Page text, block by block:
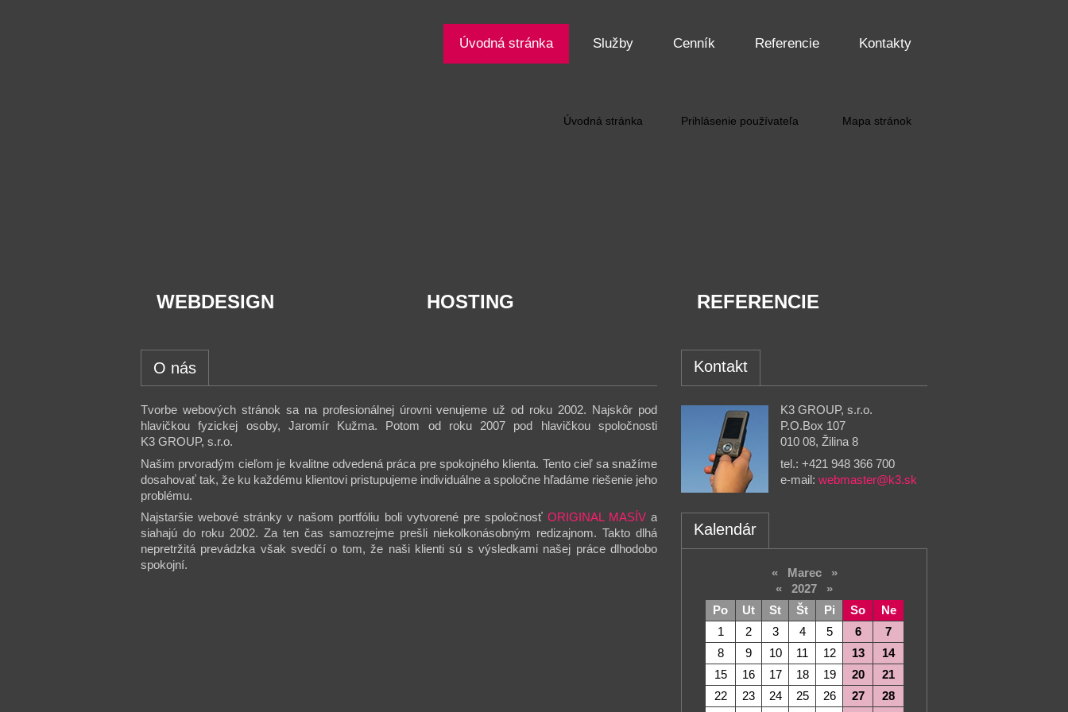
Mapa stránok
Prihlásenie používateľa
Úvodná stránka
Kontakty
Referencie
Cenník
Služby
Úvodná stránka
Kontakt
K3 GROUP, s.r.o.
P.O.Box 107
010 08, Žilina 8
tel.: +421 948 366 700
e-mail:webmaster@k3.sk
Kalendár
« Marec
»
«
2027
»
Po
Ut St Št Pi So
Ne
1
2 3 4 5 6
7
8
9 10 11 12 13
14
15
16 17 18 19 20
21
22
23 24 25 26 27
28
WEBDESIGN HOSTING REFERENCIE
O nás
Tvorbe webových stránok sa na profesionálnej úrovni venujeme už od roku 2002. Najskôr pod
hlavičkou fyzickej osoby, Jaromír Kužma. Potom od roku 2007 pod hlavičkou spoločnosti
K3 GROUP, s.r.o.
Našim prvoradým cieľom je kvalitne odvedená práca pre spokojného klienta. Tento cieľ sa snažíme
dosahovať tak, že ku každému klientovi pristupujeme individuálne a spoločne hľadáme riešenie jeho
problému.
Najstaršie webové stránky v našom portfóliu boli vytvorené pre spoločnosť ORIGINAL MASÍVa
siahajú do roku 2002. Za ten čas samozrejme prešli niekolkonásobným redizajnom. Takto dlhá
nepretržitá prevádzka však svedčí o tom, že naši klienti sú s výsledkami našej práce dlhodobo
spokojní.